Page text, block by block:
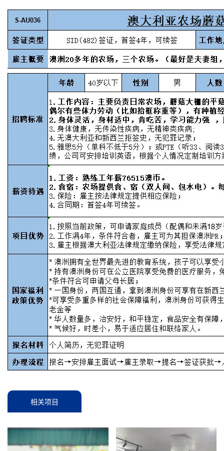
相关项目